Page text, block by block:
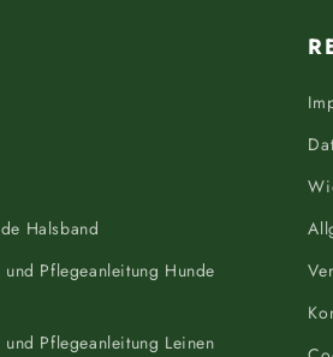
Halsband
Pflegeanleitung Hunde
Pflegeanleitung Leinen